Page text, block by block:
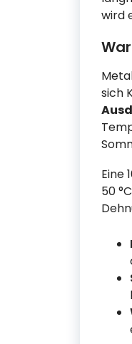
wird
sich
Eine
50